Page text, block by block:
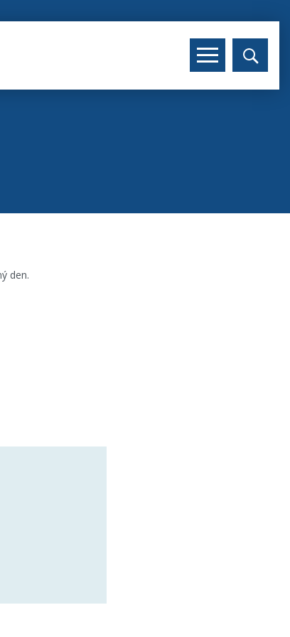
den.